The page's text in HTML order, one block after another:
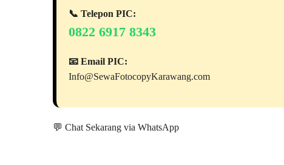
📞 Telepon PIC:
0822 6917 8343
📧 Email PIC:
Info@SewaFotocopyKarawang.com
💬 Chat Sekarang via WhatsApp